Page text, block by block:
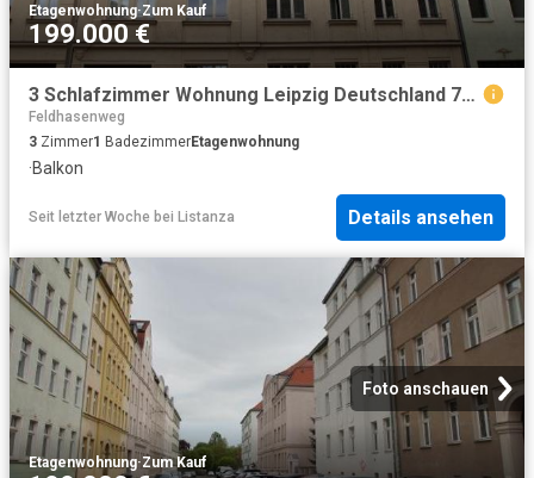
Etagenwohnung·Zum Kauf
199.000 €
3 Schlafzimmer Wohnung Leipzig Deutschland 78102221
Feldhasenweg
3 Zimmer1 BadezimmerEtagenwohnung
·Balkon
Seit letzter Woche bei Listanza Details ansehen
Foto anschauen
Etagenwohnung·Zum Kauf